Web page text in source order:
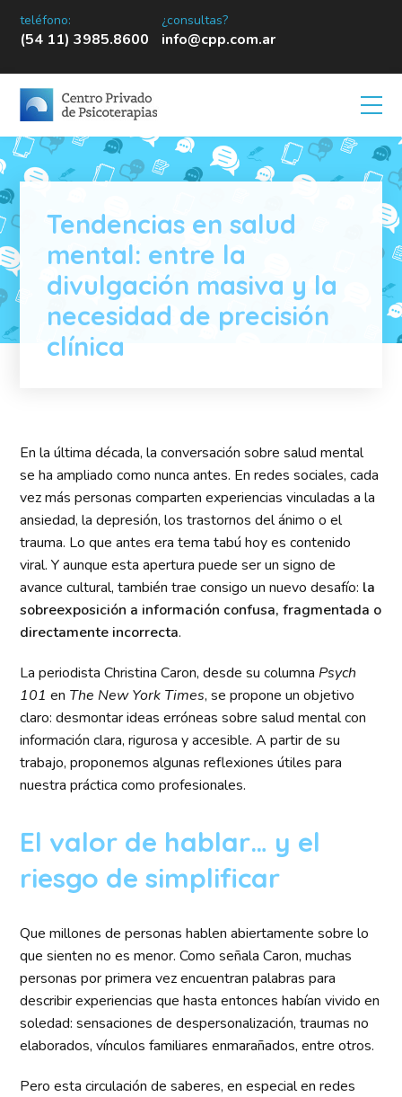
teléfono:
(54 11) 3985.8600
¿consultas?
info@cpp.com.ar
Tendencias en salud
mental: entre la
divulgación masiva y la
necesidad de precisión
clínica
En la última década, la conversación sobre salud mental
se ha ampliado como nunca antes. En redes sociales, cada
vez más personas comparten experiencias vinculadas a la
ansiedad, la depresión, los trastornos del ánimo o el
trauma. Lo que antes era tema tabú hoy es contenido
viral. Y aunque esta apertura puede ser un signo de
avance cultural, también trae consigo un nuevo desafío: la
sobreexposición a información confusa, fragmentada o
directamente incorrecta.
La periodista Christina Caron, desde su columna Psych
101 en The New York Times, se propone un objetivo
claro: desmontar ideas erróneas sobre salud mental con
información clara, rigurosa y accesible. A partir de su
trabajo, proponemos algunas reflexiones útiles para
nuestra práctica como profesionales.
El valor de hablar… y el
riesgo de simplificar
Que millones de personas hablen abiertamente sobre lo
que sienten no es menor. Como señala Caron, muchas
personas por primera vez encuentran palabras para
describir experiencias que hasta entonces habían vivido en
soledad: sensaciones de despersonalización, traumas no
elaborados, vínculos familiares enmarañados, entre otros.
Pero esta circulación de saberes, en especial en redes